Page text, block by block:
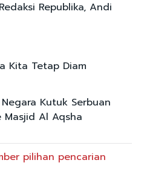
Republika, Andi
Kita Tetap Diam
Kutuk Serbuan
Masjid Al Aqsha
pilihan pencarian